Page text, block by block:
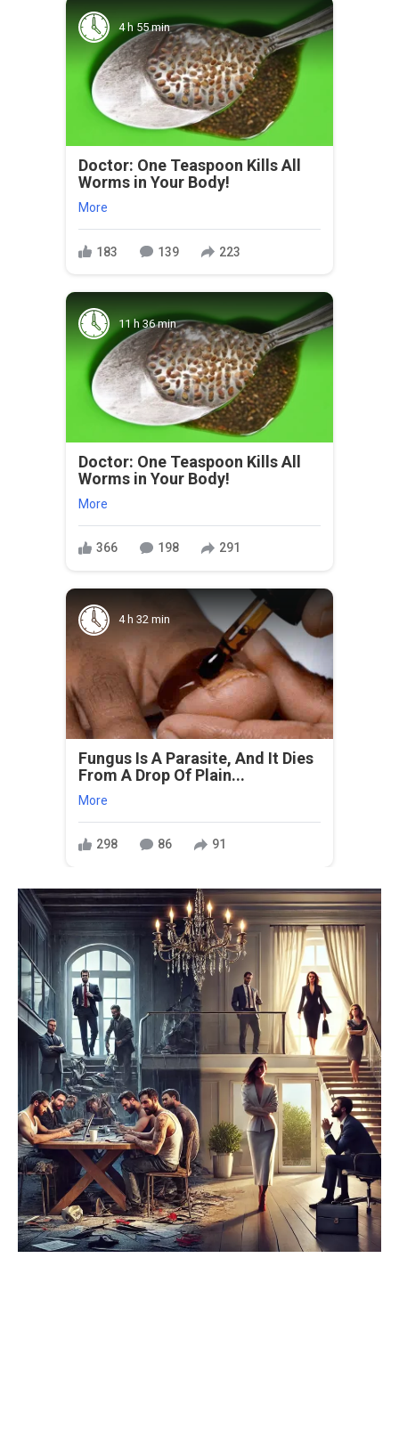
4 h 55 min
Doctor: One Teaspoon Kills All
Worms in Your Body!
More
183 139 223
11 h 36 min
Doctor: One Teaspoon Kills All
Worms in Your Body!
More
366 198 291
4 h 32 min
Fungus Is A Parasite, And It Dies
From A Drop Of Plain...
More
298 86 91